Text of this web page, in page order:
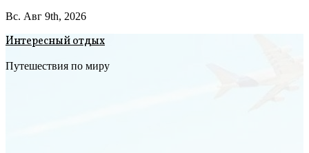
Вс. Авг 9th, 2026
Интересный отдых
Путешествия по миру